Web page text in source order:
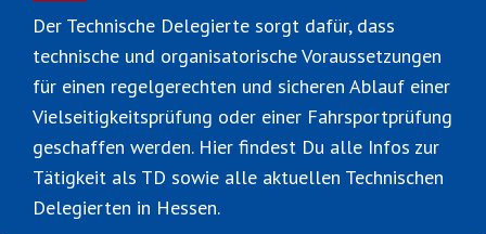
Der Technische Delegierte sorgt dafür, dass
technische und organisatorische Voraussetzungen
für einen regelgerechten und sicheren Ablauf einer
Vielseitigkeitsprüfung oder einer Fahrsportprüfung
geschaffen werden. Hier findest Du alle Infos zur
Tätigkeit als TD sowie alle aktuellen Technischen
Delegierten in Hessen.